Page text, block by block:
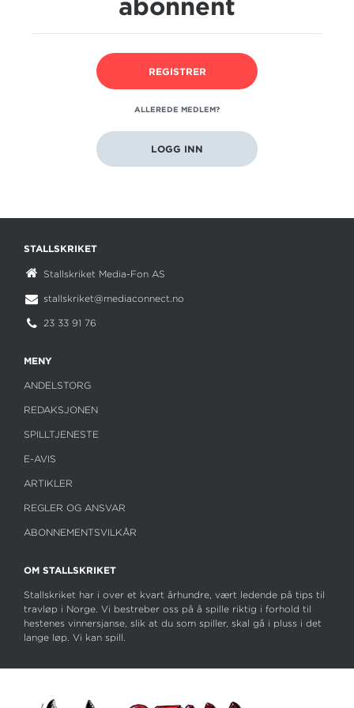
Fantastica Doda som såg smällfin ut i debuten på svensk
V85 Rättvik: Norske bud i V85?
24. juli
19. juli
17. juli
V85 Årjäng: Reprise for Gio i Årjängs Stora
REGISTRER
ALLEREDE MEDLEM?
LOGG INN
STALLSKRIKET
Stallskriket Media-Fon AS
stallskriket@mediaconnect.no
23 33 91 76
MENY
ANDELSTORG
REDAKSJONEN
SPILLTJENESTE
E-AVIS
ARTIKLER
REGLER OG ANSVAR
ABONNEMENTSVILKÅR
OM STALLSKRIKET
Stallskriket har i over et kvart århundre, vært ledende på tips til
travløp i Norge. Vi bestreber oss på å spille riktig i forhold til
hestenes vinnersjanse, slik at du som spiller, skal gå i pluss i det
lange løp. Vi kan spill.